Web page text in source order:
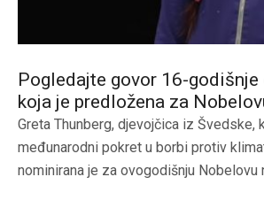
Pogledajte govor 16-
koja je predložena za
Greta Thunberg, djevojčica iz Švedske,
međunarodni pokret u borbi protiv
nominirana je za ovogodišnju Nobelovu